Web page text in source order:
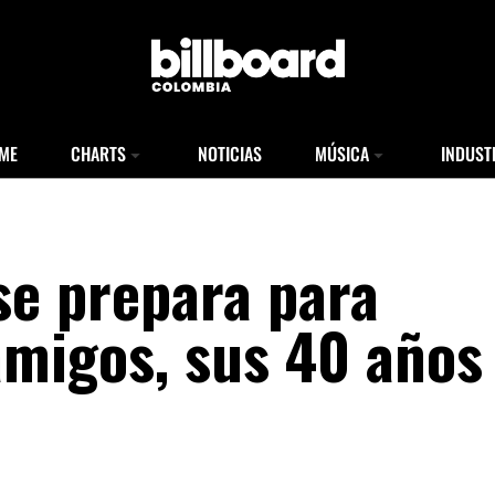
CHARTS NOTICIAS MÚSICA
prepara para
sus 40 años